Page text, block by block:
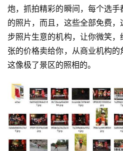
炮，抓拍精彩的瞬间，每个选
的照片，而且，这些全部免费
步照片生意的机构，让你微笑
张的价格卖给你，从商业机构
这像极了景区的照相的。